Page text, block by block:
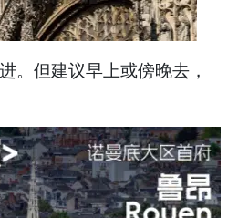
。但建议早上或傍晚去，